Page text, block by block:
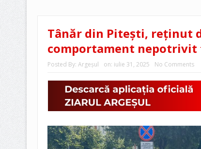
Tânăr din Pitești, reținut
comportament nepotrivit
Posted By: Argeşul on: iulie 31, 2025 No Comments